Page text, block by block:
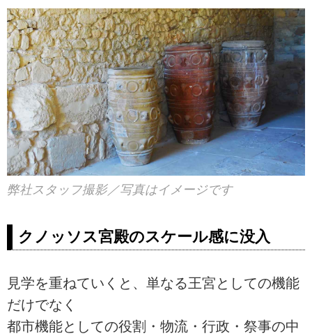
弊社スタッフ撮影／写真はイメージです
クノッソス宮殿のスケール感に没入
見学を重ねていくと、単なる王宮としての機能
だけでなく
都市機能としての役割・物流・行政・祭事の中